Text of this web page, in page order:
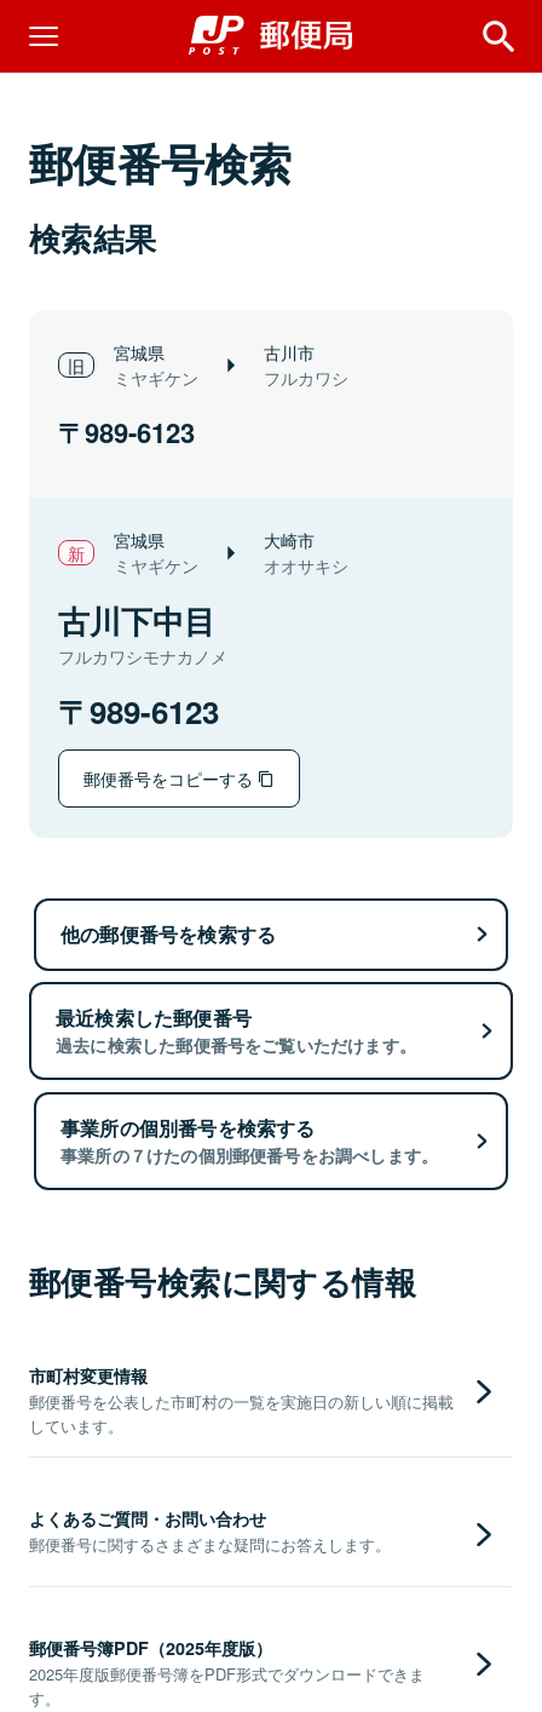
郵便番号検索
検索結果
宮城県
ミヤギケン
古川市
フルカワシ
989-6123
宮城県
ミヤギケン
大崎市
オオサキシ
古川下中目
フルカワシモナカノメ
989-6123
郵便番号をコピーする
他の郵便番号を検索する
最近検索した郵便番号
過去に検索した郵便番号をご覧いただけます。
事業所の個別番号を検索する
事業所の７けたの個別郵便番号をお調べします。
郵便番号検索に関する情報
市町村変更情報
郵便番号を公表した市町村の一覧を実施日の新しい順に掲載
しています。
よくあるご質問・お問い合わせ
郵便番号に関するさまざまな疑問にお答えします。
郵便番号簿PDF（2025年度版）
2025年度版郵便番号簿をPDF形式でダウンロードできま
す。